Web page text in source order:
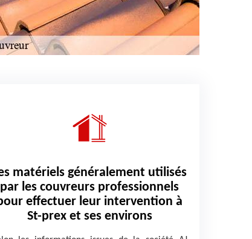
matériels généralement utilisés
par les couvreurs professionnels
effectuer leur intervention à
St-prex et ses environs